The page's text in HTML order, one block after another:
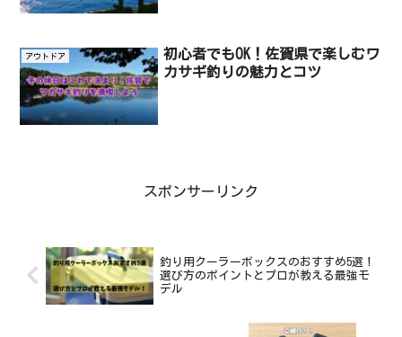
アウトドア
初心者でもOK！佐賀県で楽しむワ
カサギ釣りの魅力とコツ
スポンサーリンク
釣り用クーラーボックスのおすすめ5選！
選び方のポイントとプロが教える最強モ
デル